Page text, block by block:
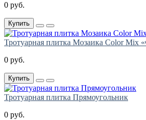
0 руб.
Купить
Тротуарная плитка Мозаика Color Mix
0 руб.
Купить
Тротуарная плитка Прямоугольник
0 руб.